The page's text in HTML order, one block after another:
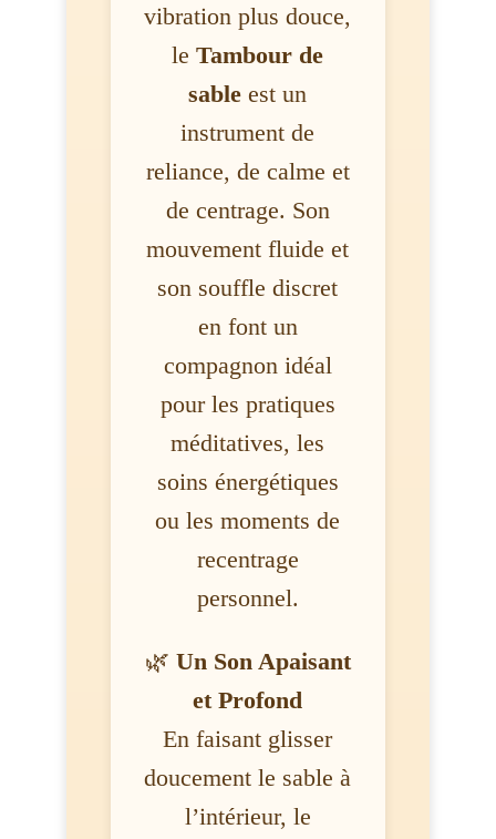
vibration plus douce,
leTambour de
sable est un
instrument de
reliance, de calme et
de centrage. Son
mouvement fluide et
son souffle discret
en font un
compagnon idéal
pour les pratiques
méditatives, les
soins énergétiques
ou les moments de
recentrage
personnel.
🌿 Un Son Apaisant
et Profond
En faisant glisser
doucement le sable à
l’intérieur, le